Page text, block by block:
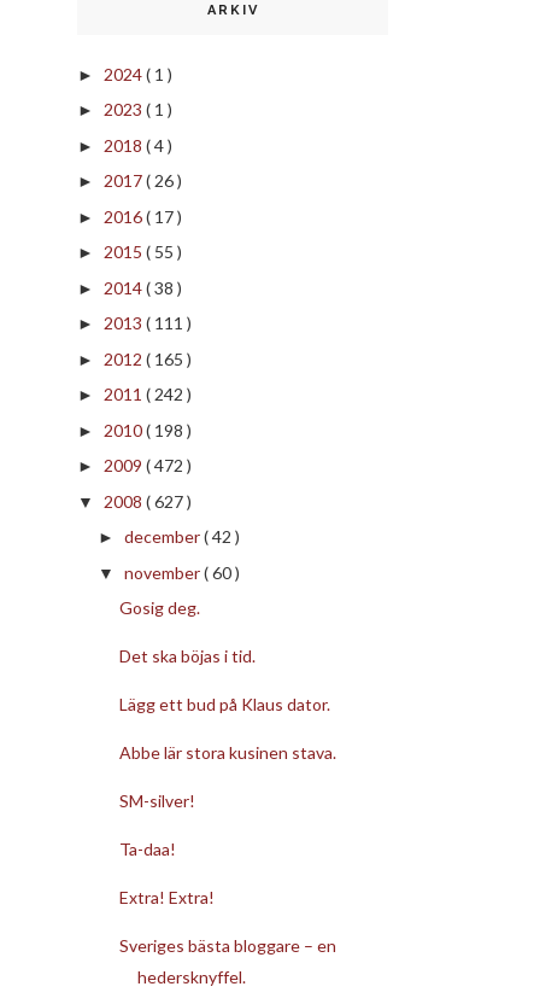
ARKIV
► 2024( 1 )
► 2023 ( 1 )
► 2018 ( 4 )
► 2017( 26 )
► 2016( 17 )
► 2015 ( 55 )
► 2014( 38 )
► 2013 ( 111 )
► 2012 ( 165 )
► 2011 ( 242 )
► 2010( 198 )
► 2009 ( 472 )
▼ 2008 ( 627 )
► december( 42 )
▼ november( 60 )
Gosig deg.
Det ska böjas i tid.
Lägg ett bud på Klaus dator.
Abbe lär stora kusinen stava.
SM-silver!
Ta-daa!
Extra! Extra!
Sveriges bästa bloggare – en
hedersknyffel.